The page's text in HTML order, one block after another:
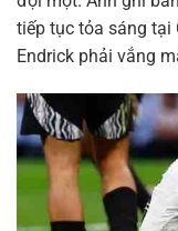
tiếp tục tỏa sáng tại
Endrick phải vắng